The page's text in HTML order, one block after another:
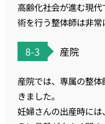
高齢化社会が進む現
術を行う整体師は非常
8-3 産院
産院では、専属の整
きました。
妊婦さんの出産時に